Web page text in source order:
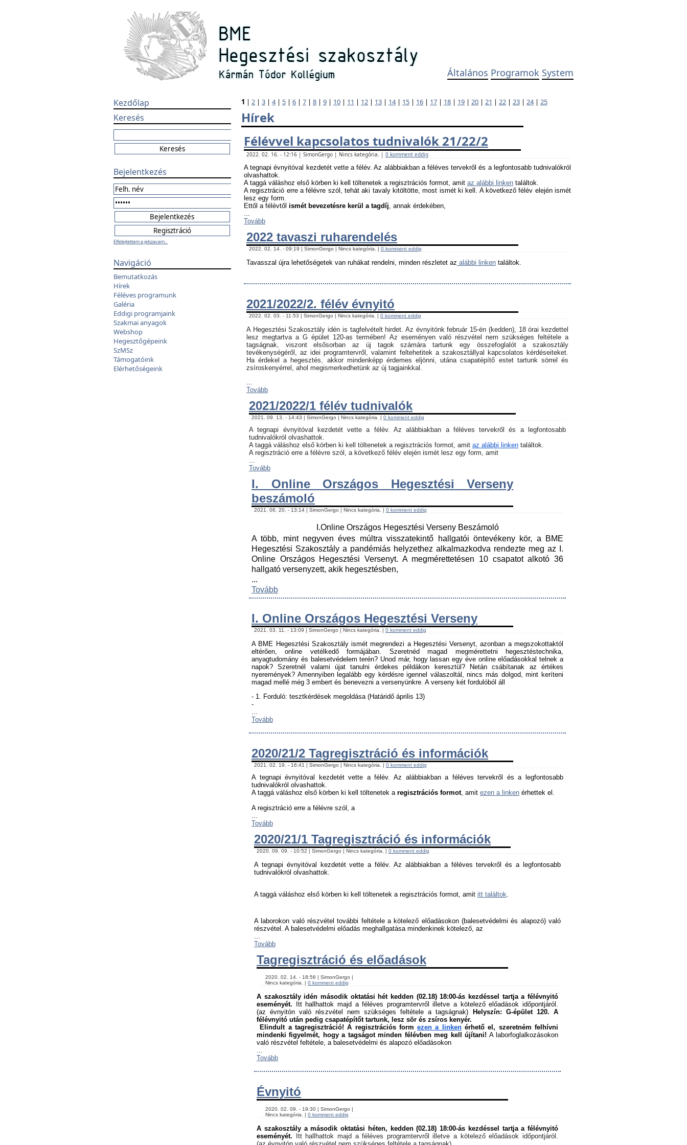
Általános Programok System
Kezdőlap
Keresés
Bejelentkezés
Elfelejtettem a jelszavam...
Navigáció
Bemutatkozás
Hírek
Féléves programunk
Galéria
Eddigi programjaink
Szakmai anyagok
Webshop
Hegesztőgépeink
SzMSz
Támogatóink
Elérhetőségeink
1 | 2 | 3 | 4| 5 | 6 | 7 | 8 | 9 | 10 | 11 | 12 | 13 | 14| 15 | 16 | 17 | 18 | 19 | 20 | 21 | 22 | 23 | 24| 25
Hírek
Félévvel kapcsolatos tudnivalók 21/22/2
2022. 02. 16. - 12:16 | SimonGergo | Nincs kategória. | 0 komment eddig
A tegnapi évnyitóval kezdetét vette a félév. Az alábbiakban a féléves tervekről és a legfontosabb tudnivalókról
olvashattok.
A taggá váláshoz első körben ki kell töltenetek a regisztrációs formot, amit az alábbi linken találtok.
A regisztráció erre a félévre szól, tehát aki tavaly kitöltötte, most ismét ki kell. A következő félév elején ismét
lesz egy form.
Ettől a félévtől ismét bevezetésre kerül a tagdíj, annak érdekében,
...
Tovább
2022 tavaszi ruharendelés
2022. 02. 14. - 09:19 | SimonGergo | Nincs kategória. | 0 komment eddig
Tavasszal újra lehetőségetek van ruhákat rendelni, minden részletet az alábbi linken találtok.
2021/2022/2. félév évnyitó
2022. 02. 03. - 11:53 | SimonGergo | Nincs kategória. | 0 komment eddig
A Hegesztési Szakosztály idén is tagfelvételt hirdet. Az évnyitónk február 15-én (kedden), 18 órai kezdettel
lesz megtartva a G épület 120-as termében! Az eseményen való részvétel nem szükséges feltétele a
tagságnak, viszont elsősorban az új tagok számára tartunk egy összefoglalót a szakosztály
tevékenységéről, az idei programtervről, valamint feltehetitek a szakosztállyal kapcsolatos kérdéseiteket.
Ha érdekel a hegesztés, akkor mindenképp érdemes eljönni, utána csapatépítő estet tartunk sörrel és
zsíroskenyérrel, ahol megismerkedhetünk az új tagjainkkal.
...
Tovább
2021/2022/1 félév tudnivalók
2021. 09. 13. - 14:43 | SimonGergo | Nincs kategória. | 0 komment eddig
A tegnapi évnyitóval kezdetét vette a félév. Az alábbiakban a féléves tervekről és a legfontosabb
tudnivalókról olvashattok.
A taggá váláshoz első körben ki kell töltenetek a regisztrációs formot, amit az alábbi linken találtok.
A regisztráció erre a félévre szól, a következő félév elején ismét lesz egy form, amit
...
Tovább
I. Online Országos Hegesztési Verseny
beszámoló
2021. 06. 20. - 13:14 | SimonGergo | Nincs kategória. | 0 komment eddig
I.Online Országos Hegesztési Verseny Beszámoló
A több, mint negyven éves múltra visszatekintő hallgatói öntevékeny kör, a BME
Hegesztési Szakosztály a pandémiás helyzethez alkalmazkodva rendezte meg az I.
Online Országos Hegesztési Versenyt. A megmérettetésen 10 csapatot alkotó 36
hallgató versenyzett, akik hegesztésben,
...
Tovább
I. Online Országos Hegesztési Verseny
2021. 03. 11. - 13:09 | SimonGergo | Nincs kategória. | 0 komment eddig
A BME Hegesztési Szakosztály ismét megrendezi a Hegesztési Versenyt, azonban a megszokottaktól
eltérően, online vetélkedő formájában. Szeretnéd magad megmérettetni hegesztéstechnika,
anyagtudomány és balesetvédelem terén? Unod már, hogy lassan egy éve online előadásokkal telnek a
napok? Szeretnél valami újat tanulni érdekes példákon keresztül? Netán csábítanak az értékes
nyeremények? Amennyiben legalább egy kérdésre igennel válaszoltál, nincs más dolgod, mint keríteni
magad mellé még 3 embert és benevezni a versenyünkre. A verseny két fordulóból áll
- 1. Forduló: tesztkérdések megoldása (Határidő április 13)
-
...
Tovább
2020/21/2 Tagregisztráció és információk
2021. 02. 19. - 16:41 | SimonGergo | Nincs kategória. | 0 komment eddig
A tegnapi évnyitóval kezdetét vette a félév. Az alábbiakban a féléves tervekről és a legfontosabb
tudnivalókról olvashattok.
A taggá váláshoz első körben ki kell töltenetek a regisztrációs formot, amit ezen a linken érhettek el.
A regisztráció erre a félévre szól, a
...
Tovább
2020/21/1 Tagregisztráció és információk
2020. 09. 09. - 10:52 | SimonGergo | Nincs kategória. | 0 komment eddig
A tegnapi évnyitóval kezdetét vette a félév. Az alábbiakban a féléves tervekről és a legfontosabb
tudnivalókról olvashattok.
A taggá váláshoz első körben ki kell töltenetek a regisztrációs formot, amit itt találtok.
A laborokon való részvétel további feltétele a kötelező előadásokon (balesetvédelmi és alapozó) való
részvétel. A balesetvédelmi előadás meghallgatása mindenkinek kötelező, az ﻿
Tovább
Tagregisztráció és előadások
    Nincs kategória. |
0 komment eddig
A szakosztály idén második oktatási hét kedden (02.18) 18:00-ás kezdéssel tartja a félévnyitó
eseményét. Itt hallhattok majd a féléves programtervről illetve a kötelező előadások időpontjáról.
(az évnyitón való részvétel nem szükséges feltétele a tagságnak) Helyszín: G-épület 120.
A
félévnyitó után pedig csapatépítőt tartunk, lesz sör és zsíros kenyér.
Elindult a tagregisztráció! A regisztrációs form ezen a linken érhető el, szeretném felhívni
mindenki figyelmét, hogy a tagságot minden félévben meg kell újítani! A laborfoglalkozásokon
való részvétel feltétele, a balesetvédelmi és alapozó előadásokon ﻿
Tovább
Évnyitó
    Nincs kategória. |
0 komment eddig
A szakosztály a második oktatási héten, kedden (02.18) 18:00-ás kezdéssel tartja a félévnyitó
eseményét. Itt hallhattok majd a féléves programtervről illetve a kötelező előadások időpontjáról.
(az évnyitón való részvétel nem szükséges feltétele a tagságnak)